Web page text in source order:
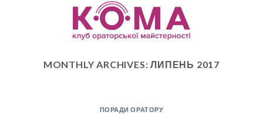
MONTHLY ARCHIVES:ЛИПЕНЬ 2017
ПОРАДИ ОРАТОРУ